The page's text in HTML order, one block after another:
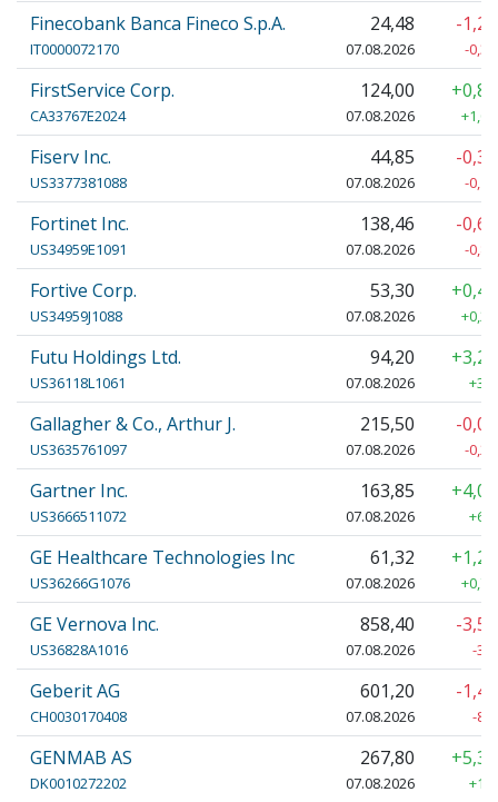
Finecobank Banca Fineco S.p.A.
IT0000072170
24,48
07.08.2026
-
-
FirstService Corp.
CA33767E2024
124,00
07.08.2026
Fiserv Inc.
US3377381088
44,85
07.08.2026
-
-
Fortinet Inc.
US34959E1091
138,46
07.08.2026
-
-
Fortive Corp.
US34959J1088
53,30
07.08.2026
Futu Holdings Ltd.
US36118L1061
94,20
07.08.2026
Gallagher & Co., Arthur J.
US3635761097
215,50
07.08.2026
-
-
Gartner Inc.
US3666511072
163,85
07.08.2026
GE Healthcare Technologies Inc
US36266G1076
61,32
07.08.2026
GE Vernova Inc.
US36828A1016
858,40
07.08.2026
-
-
Geberit AG
CH0030170408
601,20
07.08.2026
-
-
GENMAB AS
DK0010272202
267,80
07.08.2026